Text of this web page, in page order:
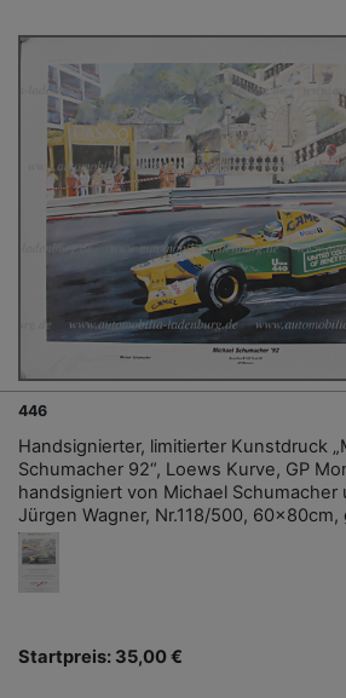
446
Handsignierter, limitierter Kunstdruck
Schumacher 92“, Loews Kurve, GP
handsigniert von Michael Schumacher
Jürgen Wagner, Nr.118/500,
Startpreis: 35,00 €